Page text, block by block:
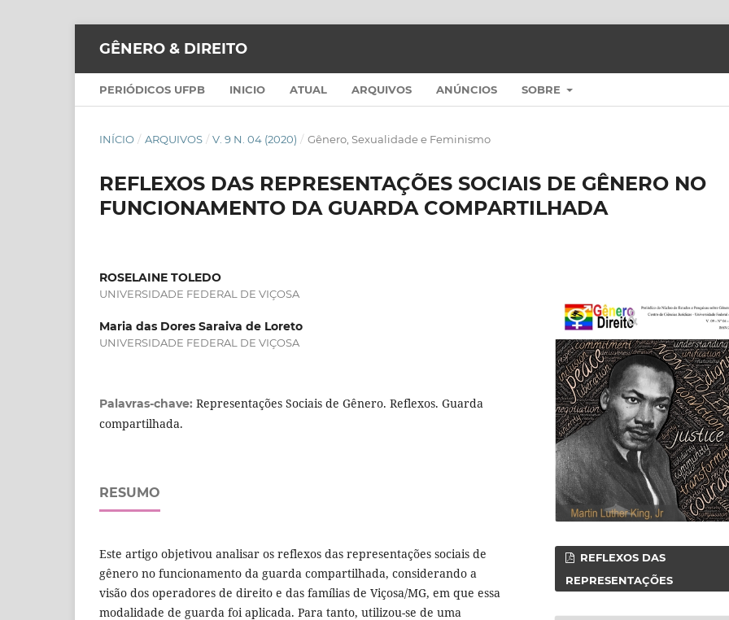
GÊNERO & DIREITO
PERIÓDICOS UFPB INICIO ATUAL ARQUIVOS ANÚNCIOS SOBRE
INÍCIO / ARQUIVOS / V. 9 N. 04 (2020) / Gênero, Sexualidade e Feminismo
REFLEXOS DAS REPRESENTAÇÕES SOCIAIS DE GÊNERO NO
FUNCIONAMENTO DA GUARDA COMPARTILHADA
ROSELAINE TOLEDO
UNIVERSIDADE FEDERAL DE VIÇOSA
Maria das Dores Saraiva de Loreto
UNIVERSIDADE FEDERAL DE VIÇOSA
Palavras-chave: Representações Sociais de Gênero. Reflexos. Guarda
compartilhada.
RESUMO
Este artigo objetivou analisar os reflexos das representações sociais de
gênero no funcionamento da guarda compartilhada, considerando a
visão dos operadores de direito e das famílias de Viçosa/MG, em que essa
modalidade de guarda foi aplicada. Para tanto, utilizou-se de uma
REFLEXOS DAS
REPRESENTAÇÕES